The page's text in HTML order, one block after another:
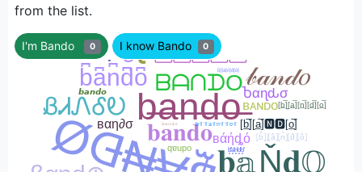
from the list.
I'm Bando 0 I know Bando 0